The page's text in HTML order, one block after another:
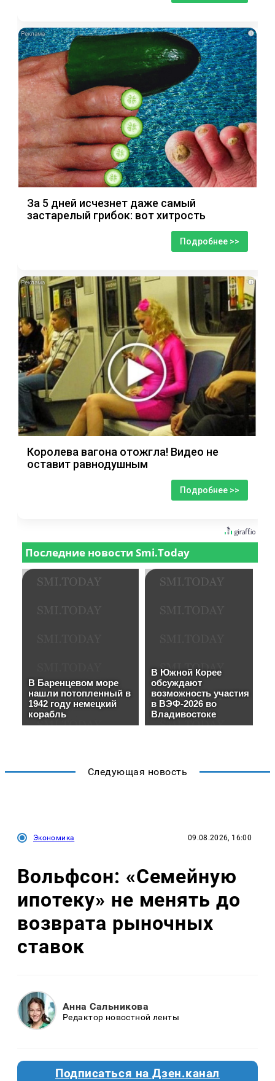
i
За 5 дней исчезнет даже самый
застарелый грибок: вот хитрость
Подробнее >>
i
Королева вагона отожгла! Видео не
оставит равнодушным
Подробнее >>
Следующая новость
Экономика 09.08.2026, 16:00
Вольфсон: «Семейную
ипотеку» не менять до
возврата рыночных
ставок
Анна Сальникова
Редактор новостной ленты
Подписаться на Дзен.канал